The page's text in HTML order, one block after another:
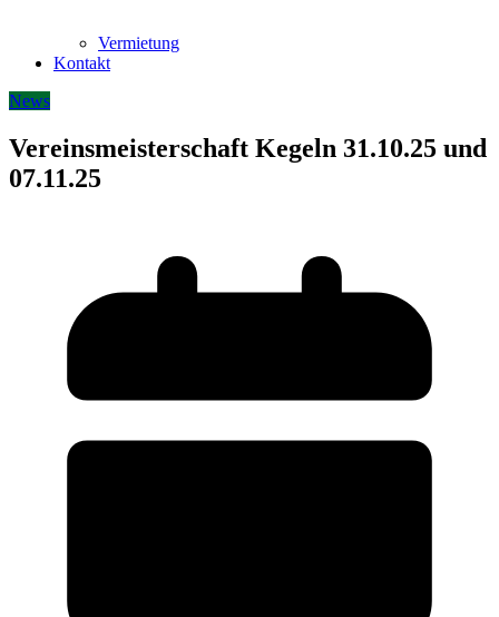
Vermietung
Kontakt
News
Vereinsmeisterschaft Kegeln 31.10.25 und
07.11.25